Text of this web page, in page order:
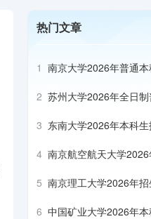
热门文章
1 南京大学2026年普通
2 苏州大学2026年全日
3 东南大学2026年本科
4 南京航空航天大学
5 南京理工大学2026年
6 中国矿业大学2026年